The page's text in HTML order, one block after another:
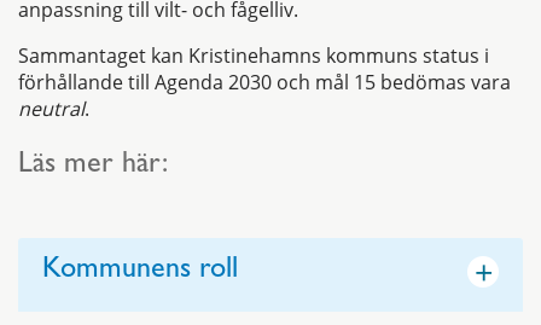
anpassning till vilt- och fågelliv.
Sammantaget kan Kristinehamns kommuns status i
förhållande till Agenda 2030 och mål 15 bedömas vara
neutral.
Läs mer här:
Kommunens roll +